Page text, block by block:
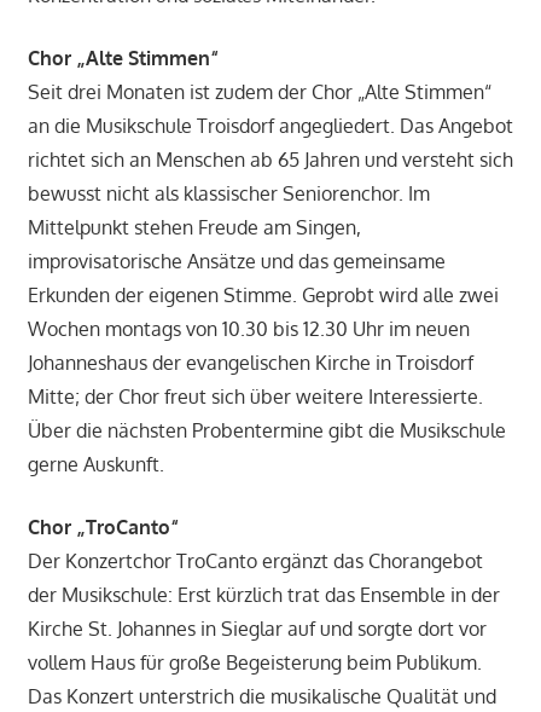
Chor „Alte Stimmen“
Seit drei Monaten ist zudem der Chor „Alte Stimmen“
an die Musikschule Troisdorf angegliedert. Das Angebot
richtet sich an Menschen ab 65 Jahren und versteht sich
bewusst nicht als klassischer Seniorenchor. Im
Mittelpunkt stehen Freude am Singen,
improvisatorische Ansätze und das gemeinsame
Erkunden der eigenen Stimme. Geprobt wird alle zwei
Wochen montags von 10.30 bis 12.30 Uhr im neuen
Johanneshaus der evangelischen Kirche in Troisdorf
Mitte; der Chor freut sich über weitere Interessierte.
Über die nächsten Probentermine gibt die Musikschule
gerne Auskunft.
Chor „TroCanto“
Der Konzertchor TroCanto ergänzt das Chorangebot
der Musikschule: Erst kürzlich trat das Ensemble in der
Kirche St. Johannes in Sieglar auf und sorgte dort vor
vollem Haus für große Begeisterung beim Publikum.
Das Konzert unterstrich die musikalische Qualität und